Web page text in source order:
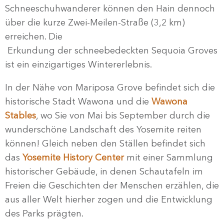
Schneeschuhwanderer können den Hain dennoch
über die kurze Zwei-Meilen-Straße (3,2 km)
erreichen. Die
Erkundung der schneebedeckten Sequoia Groves
ist ein einzigartiges Wintererlebnis.
In der Nähe von Mariposa Grove befindet sich die
historische Stadt Wawona und die Wawona
Stables, wo Sie von Mai bis September durch die
wunderschöne Landschaft des Yosemite reiten
können! Gleich neben den Ställen befindet sich
das Yosemite History Centermit einer Sammlung
historischer Gebäude, in denen Schautafeln im
Freien die Geschichten der Menschen erzählen, die
aus aller Welt hierher zogen und die Entwicklung
des Parks prägten.